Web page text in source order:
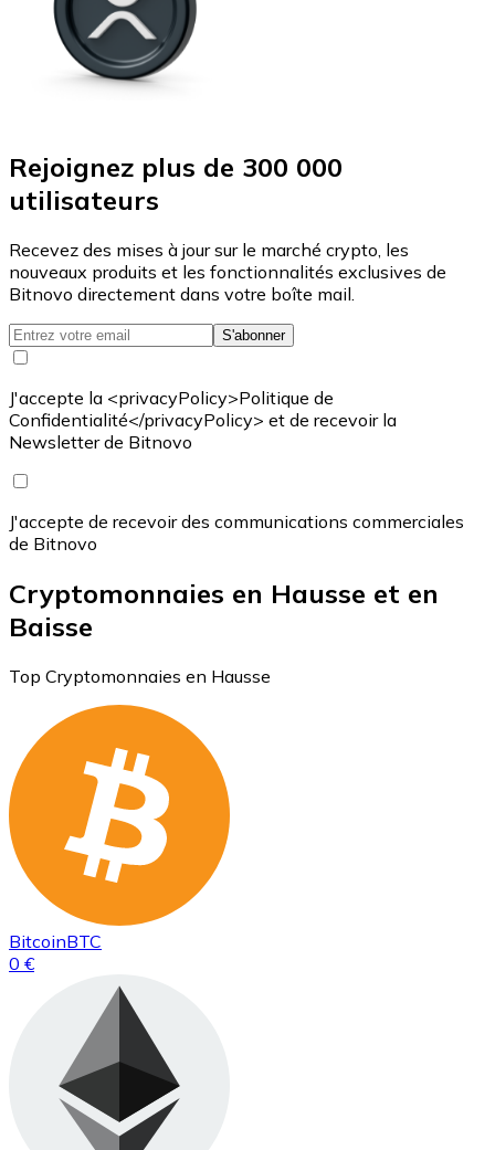
Rejoignez plus de 300 000
utilisateurs
Recevez des mises à jour sur le marché crypto, les
nouveaux produits et les fonctionnalités exclusives de
Bitnovo directement dans votre boîte mail.
S'abonner
J'accepte la <privacyPolicy>Politique de
Confidentialité</privacyPolicy> et de recevoir la
Newsletter de Bitnovo
J'accepte de recevoir des communications commerciales
de Bitnovo
Cryptomonnaies en Hausse et en
Baisse
Top Cryptomonnaies en Hausse
BitcoinBTC
0 €